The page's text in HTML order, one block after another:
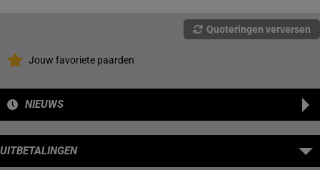
Quoteringen verversen
Jouw favoriete paarden
NIEUWS
UITBETALINGEN